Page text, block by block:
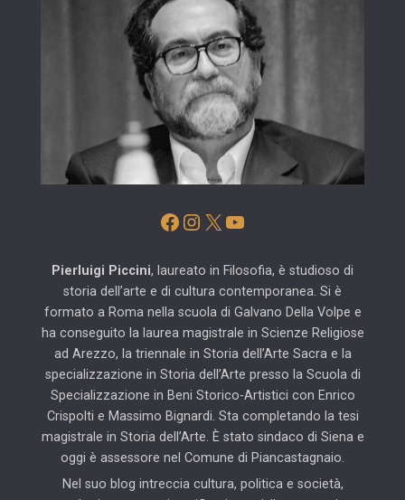
Facebook
Instagram
X YouTube
Pierluigi Piccini, laureato in Filosofia, è studioso di
storia dell’arte e di cultura contemporanea. Si è
formato a Roma nella scuola di Galvano Della Volpe e
ha conseguito la laurea magistrale in Scienze Religiose
ad Arezzo, la triennale in Storia dell’Arte Sacra e la
specializzazione in Storia dell’Arte presso la Scuola di
Specializzazione in Beni Storico-Artistici con Enrico
Crispolti e Massimo Bignardi. Sta completando la tesi
magistrale in Storia dell’Arte. È stato sindaco di Siena e
oggi è assessore nel Comune di Piancastagnaio.
Nel suo blog intreccia cultura, politica e società,